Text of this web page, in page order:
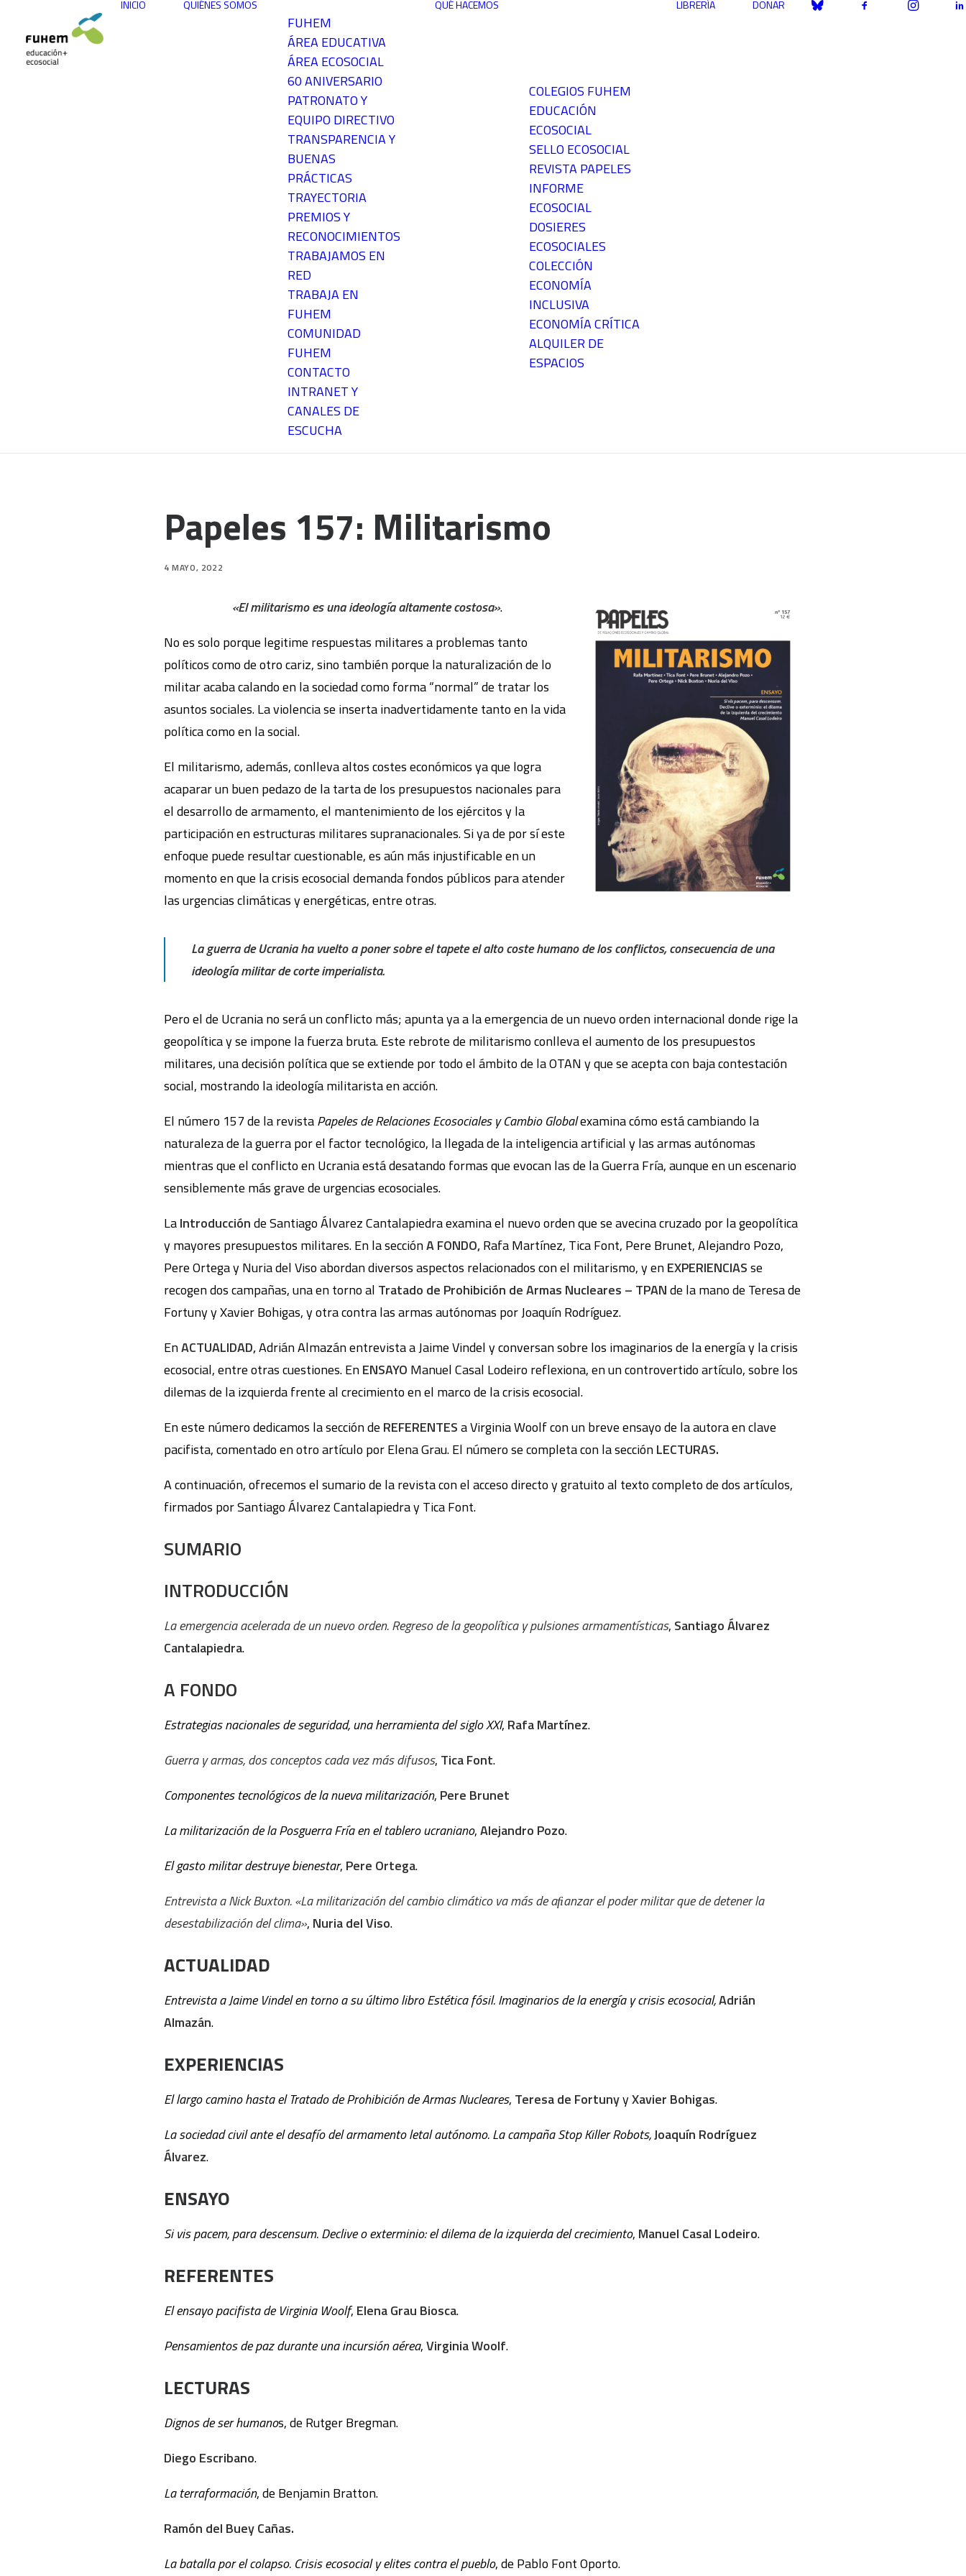
INICIO QUIÉNES SOMOS
FUHEM
ÁREA EDUCATIVA
ÁREA ECOSOCIAL
60 ANIVERSARIO
PATRONATO Y
EQUIPO DIRECTIVO
TRANSPARENCIA Y
BUENAS
PRÁCTICAS
TRAYECTORIA
PREMIOS Y
RECONOCIMIENTOS
TRABAJAMOS EN
RED
TRABAJA EN
FUHEM
COMUNIDAD
FUHEM
CONTACTO
INTRANET Y
CANALES DE
ESCUCHA
QUÉ HACEMOS
COLEGIOS FUHEM
EDUCACIÓN
ECOSOCIAL
SELLO ECOSOCIAL
REVISTA PAPELES
INFORME
ECOSOCIAL
DOSIERES
ECOSOCIALES
COLECCIÓN
ECONOMÍA
INCLUSIVA
ECONOMÍA CRÍTICA
ALQUILER DE
ESPACIOS
LIBRERÍA DONAR
Papeles 157: Militarismo
4 MAYO, 2022
«El militarismo es una ideología altamente costosa».
No es solo porque legitime respuestas militares a problemas tanto
políticos como de otro cariz, sino también porque la naturalización de lo
militar acaba calando en la sociedad como forma “normal” de tratar los
asuntos sociales. La violencia se inserta inadvertidamente tanto en la vida
política como en la social.
El militarismo, además, conlleva altos costes económicos ya que logra
acaparar un buen pedazo de la tarta de los presupuestos nacionales para
el desarrollo de armamento, el mantenimiento de los ejércitos y la
participación en estructuras militares supranacionales. Si ya de por sí este
enfoque puede resultar cuestionable, es aún más injustificable en un
momento en que la crisis ecosocial demanda fondos públicos para atender
las urgencias climáticas y energéticas, entre otras.
La guerra de Ucrania ha vuelto a poner sobre el tapete el alto coste humano de los conflictos, consecuencia de una
ideología militar de corte imperialista.
Pero el de Ucrania no será un conflicto más; apunta ya a la emergencia de un nuevo orden internacional donde rige la
geopolítica y se impone la fuerza bruta. Este rebrote de militarismo conlleva el aumento de los presupuestos
militares, una decisión política que se extiende por todo el ámbito de la OTAN y que se acepta con baja contestación
social, mostrando la ideología militarista en acción.
El número 157 de la revistaPapeles de Relaciones Ecosociales y Cambio Globalexamina cómo está cambiando la
naturaleza de la guerra por el factor tecnológico, la llegada de la inteligencia artificial y las armas autónomas
mientras que el conflicto en Ucrania está desatando formas que evocan las de la Guerra Fría, aunque en un escenario
sensiblemente más grave de urgencias ecosociales.
LaIntroducciónde Santiago Álvarez Cantalapiedra examina el nuevo orden que se avecina cruzado por la geopolítica
y mayores presupuestos militares. En la secciónA FONDO,Rafa Martínez, Tica Font, Pere Brunet, Alejandro Pozo,
Pere Ortega y Nuria del Viso abordan diversos aspectos relacionados con el militarismo, y enEXPERIENCIASse
recogen dos campañas, una en torno al Tratado de Prohibición de Armas Nucleares – TPANde la mano de Teresa de
Fortuny y Xavier Bohigas, y otra contra las armas autónomas por Joaquín Rodríguez.
EnACTUALIDAD,Adrián Almazán entrevista a Jaime Vindel y conversan sobre los imaginarios de la energía y la crisis
ecosocial, entre otras cuestiones. EnENSAYO Manuel Casal Lodeiro reflexiona, en un controvertido artículo, sobre los
dilemas de la izquierda frente al crecimiento en el marco de la crisis ecosocial.
En este número dedicamos la sección de REFERENTESa Virginia Woolf con un breve ensayo de la autora en clave
pacifista, comentado en otro artículo por Elena Grau. El número se completa con la secciónLECTURAS.
A continuación, ofrecemos el sumario de la revista con el acceso directo y gratuito al texto completo de dos artículos,
firmados por Santiago Álvarez Cantalapiedra y Tica Font.
SUMARIO
INTRODUCCIÓN
La emergencia acelerada de un nuevo orden. Regreso de la geopolítica y pulsiones armamentísticas, Santiago Álvarez
Cantalapiedra.
A FONDO
Estrategias nacionales de seguridad, una herramienta del siglo XXI, Rafa Martínez.
Guerra y armas, dos conceptos cada vez más difusos, Tica Font.
Componentes tecnológicos de la nueva militarización, Pere Brunet
La militarización de la Posguerra Fría en el tablero ucraniano,Alejandro Pozo.
El gasto militar destruye bienestar, Pere Ortega.
Entrevista a Nick Buxton. «La militarización del cambio climático va más de aﬁanzar el poder militar que de detener la
desestabilización del clima», Nuria del Viso.
ACTUALIDAD
Entrevista a Jaime Vindel en torno a su último libro Estética fósil. Imaginarios de la energía y crisis ecosocial,Adrián
Almazán.
EXPERIENCIAS
El largo camino hasta el Tratado de Prohibición de Armas Nucleares, Teresa de FortunyyXavier Bohigas.
La sociedad civil ante el desafío del armamento letal autónomo. La campaña Stop Killer Robots,Joaquín Rodríguez
Álvarez.
ENSAYO
Si vis pacem,para descensum. Declive o exterminio: el dilema de la izquierda del crecimiento, Manuel Casal Lodeiro.
REFERENTES
El ensayo pacifista de Virginia Woolf, Elena Grau Biosca.
Pensamientos de paz durante una incursión aérea,Virginia Woolf.
LECTURAS
Dignos de ser humanos, de Rutger Bregman.
Diego Escribano.
La terraformación, de Benjamin Bratton.
Ramón del Buey Cañas.
La batalla por el colapso. Crisis ecosocial y elites contra el pueblo, de Pablo Font Oporto.